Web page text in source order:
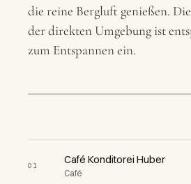
die reine Bergluft genießen.
der direkten Umgebung ist
zum Entspannen ein.
05
06
01 Café Konditorei Huber
Café